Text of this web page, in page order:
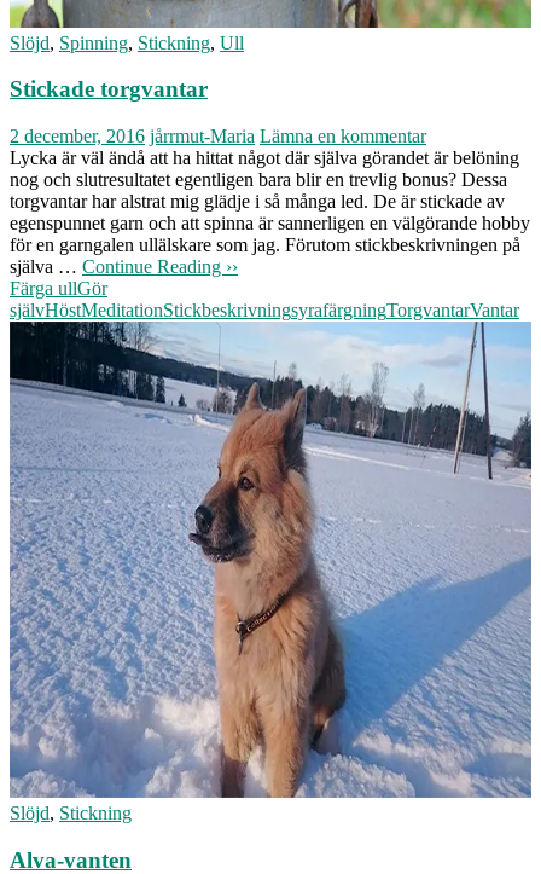
Slöjd, Spinning, Stickning, Ull
Stickade torgvantar
2 december, 2016 jårrmut-Maria Lämna en kommentar
Lycka är väl ändå att ha hittat något där själva görandet är belöning
nog och slutresultatet egentligen bara blir en trevlig bonus? Dessa
torgvantar har alstrat mig glädje i så många led. De är stickade av
egenspunnet garn och att spinna är sannerligen en välgörande hobby
för en garngalen ullälskare som jag. Förutom stickbeskrivningen på
själva … Continue Reading ››
Färga ullGör
självHöstMeditationStickbeskrivningsyrafärgningTorgvantarVantar
Slöjd, Stickning
Alva-vanten